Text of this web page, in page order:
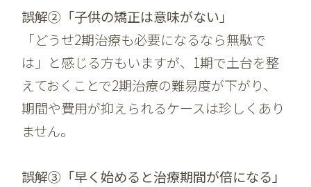
誤解②「子供の矯正は意味がない」
「どうせ2期治療も必要になるなら無駄で
は」と感じる方もいますが、1期で土台を整
えておくことで2期治療の難易度が下がり、
期間や費用が抑えられるケースは珍しくあり
ません。
誤解③「早く始めると治療期間が倍になる」